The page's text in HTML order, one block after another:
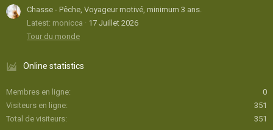
Chasse - Pêche, Voyageur motivé, minimum 3 ans.
Latest: monicca
17 Juillet 2026
Tour du monde
Online statistics
Membres en ligne
0
Visiteurs en ligne
351
Total de visiteurs
351